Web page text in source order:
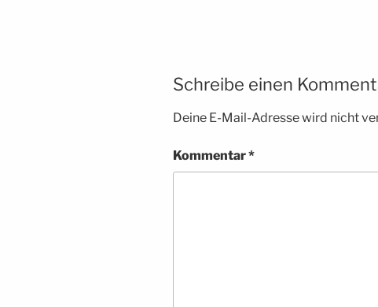
Schreibe einen
Deine E-Mail-Adresse wird nicht
Kommentar*